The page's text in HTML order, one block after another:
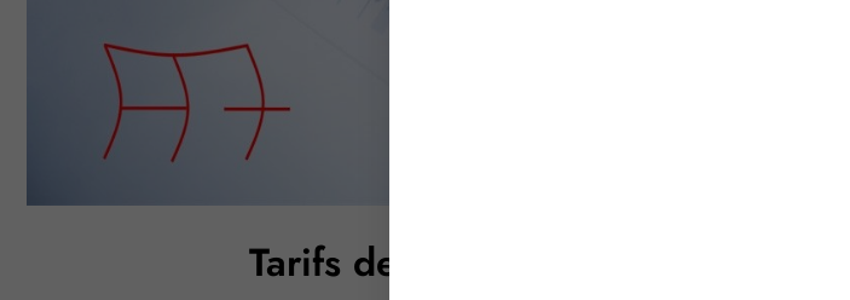
Tarifs des Huissiers de justice